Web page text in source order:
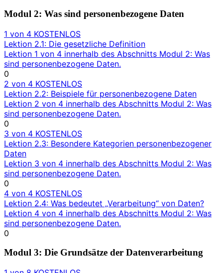
Modul 2: Was sind personenbezogene Daten
1 von 4 KOSTENLOS
Lektion 2.1: Die gesetzliche Definition
Lektion 1 von 4 innerhalb des Abschnitts Modul 2: Was
sind personenbezogene Daten.
0
2 von 4 KOSTENLOS
Lektion 2.2: Beispiele für personenbezogene Daten
Lektion 2 von 4 innerhalb des Abschnitts Modul 2: Was
sind personenbezogene Daten.
0
3 von 4 KOSTENLOS
Lektion 2.3: Besondere Kategorien personenbezogener
Daten
Lektion 3 von 4 innerhalb des Abschnitts Modul 2: Was
sind personenbezogene Daten.
0
4 von 4 KOSTENLOS
Lektion 2.4: Was bedeutet „Verarbeitung“ von Daten?
Lektion 4 von 4 innerhalb des Abschnitts Modul 2: Was
sind personenbezogene Daten.
0
Modul 3: Die Grundsätze der Datenverarbeitung